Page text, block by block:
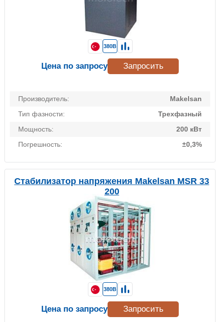
Производитель:
Makelsan
Тип фазности:
Трехфазный
Мощность:
200 кВт
Погрешность:
±0,3%
380В
Цена по запросу Запросить
Стабилизатор напряжения Makelsan MSR 33
200
380В
Цена по запросу Запросить